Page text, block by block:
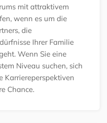
mit attraktivem
wenn es um die
die
Ihrer Familie
Wenn Sie eine
Niveau suchen, sich
Karriereperspektiven
Chance.